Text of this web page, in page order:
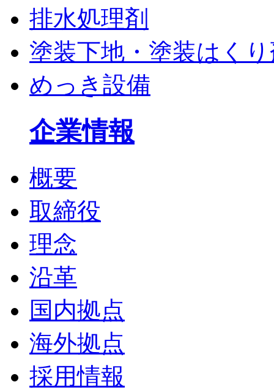
排水処理剤
塗装下地・塗装はく
めっき設備
企業情報
概要
取締役
理念
沿革
国内拠点
海外拠点
採用情報